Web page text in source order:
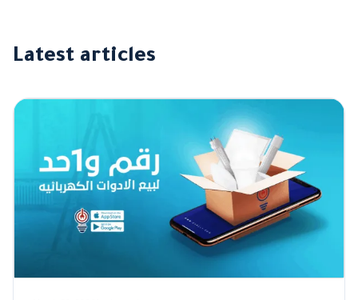
Latest articles